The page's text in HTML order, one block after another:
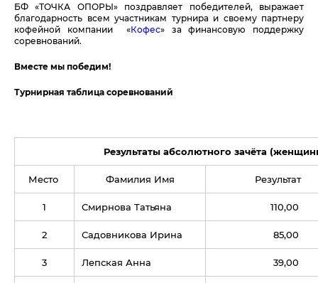
БФ «ТОЧКА ОПОРЫ» поздравляет победителей, выражает
благодарность всем участникам турнира и своему партнеру
кофейной компании «Кофес» за финансовую поддержку
соревнований.
Вместе мы победим!
Турнирная таблица соревнований
Результаты абсолютного зачёта
Место Фамилия Имя Результат
1 Смирнова Татьяна 110,00
2 Садовникова Ирина 85,00
3 Лепская Анна 39,00